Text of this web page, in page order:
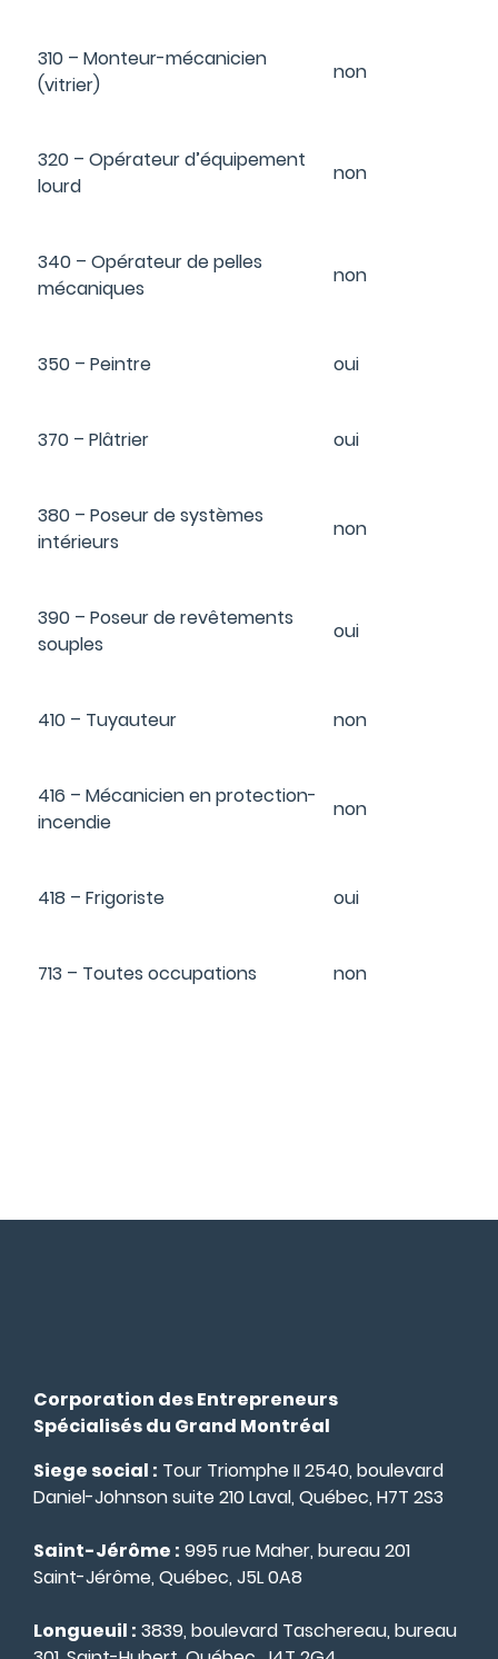
310 – Monteur-mécanicien
(vitrier)
non
320 – Opérateur d’équipement
lourd
non
340 – Opérateur de pelles
mécaniques
non
350 – Peintre oui
370 – Plâtrier oui
380 – Poseur de systèmes
intérieurs
non
390 – Poseur de revêtements
souples
oui
410 – Tuyauteur non
416 – Mécanicien en protection-
incendie
non
418 – Frigoriste oui
713 – Toutes occupations non
Corporation des Entrepreneurs
Spécialisés du Grand Montréal
Siege social : Tour Triomphe II 2540, boulevard
Daniel-Johnson suite 210 Laval, Québec, H7T 2S3
Saint-Jérôme : 995 rue Maher, bureau 201
Saint-Jérôme, Québec, J5L 0A8
Longueuil : 3839, boulevard Taschereau, bureau